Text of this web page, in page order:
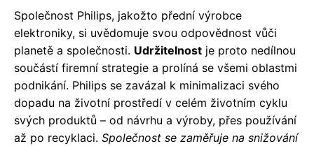
Společnost Philips, jakožto přední výrobce
elektroniky, si uvědomuje svou odpovědnost vůči
planetě a společnosti. Udržitelnost je proto nedílnou
součástí firemní strategie a prolíná se všemi oblastmi
podnikání. Philips se zavázal k minimalizaci svého
dopadu na životní prostředí v celém životním cyklu
svých produktů – od návrhu a výroby, přes používání
až po recyklaci. Společnost se zaměřuje na snižování